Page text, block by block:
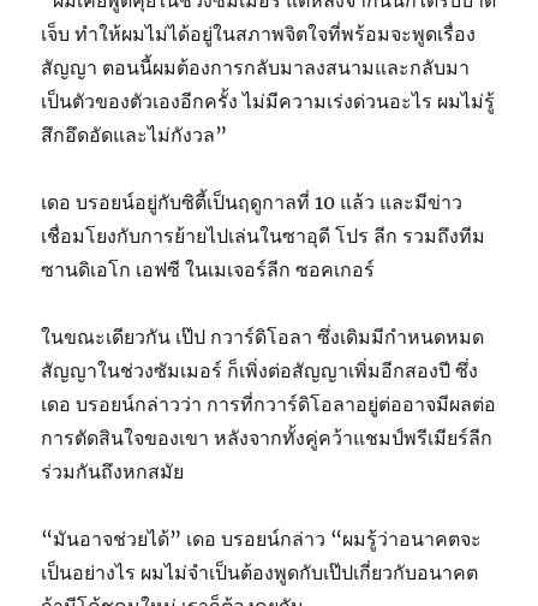
เจ็บ ทำให้ผมไม่ได้อยู่ในสภาพจิตใจที่พร้อมจะพูดเรื่อง
สัญญา ตอนนี้ผมต้องการกลับมาลงสนามและกลับมา
เป็นตัวของตัวเองอีกครั้ง ไม่มีความเร่งด่วนอะไร ผมไม่รู้
สึกอึดอัดและไม่กังวล”
เดอ บรอยน์อยู่กับซิตี้เป็นฤดูกาลที่ 10 แล้ว และมีข่าว
เชื่อมโยงกับการย้ายไปเล่นในซาอุดี โปร ลีก รวมถึงทีม
ซานดิเอโก เอฟซี ในเมเจอร์ลีก ซอคเกอร์
ในขณะเดียวกัน เป๊ป กวาร์ดิโอลา ซึ่งเดิมมีกำหนดหมด
สัญญาในช่วงซัมเมอร์ ก็เพิ่งต่อสัญญาเพิ่มอีกสองปี ซึ่ง
เดอ บรอยน์กล่าวว่า การที่กวาร์ดิโอลาอยู่ต่ออาจมีผลต่อ
การตัดสินใจของเขา หลังจากทั้งคู่คว้าแชมป์พรีเมียร์ลีก
ร่วมกันถึงหกสมัย
“มันอาจช่วยได้” เดอ บรอยน์กล่าว “ผมรู้ว่าอนาคตจะ
เป็นอย่างไร ผมไม่จำเป็นต้องพูดกับเป๊ปเกี่ยวกับอนาคต